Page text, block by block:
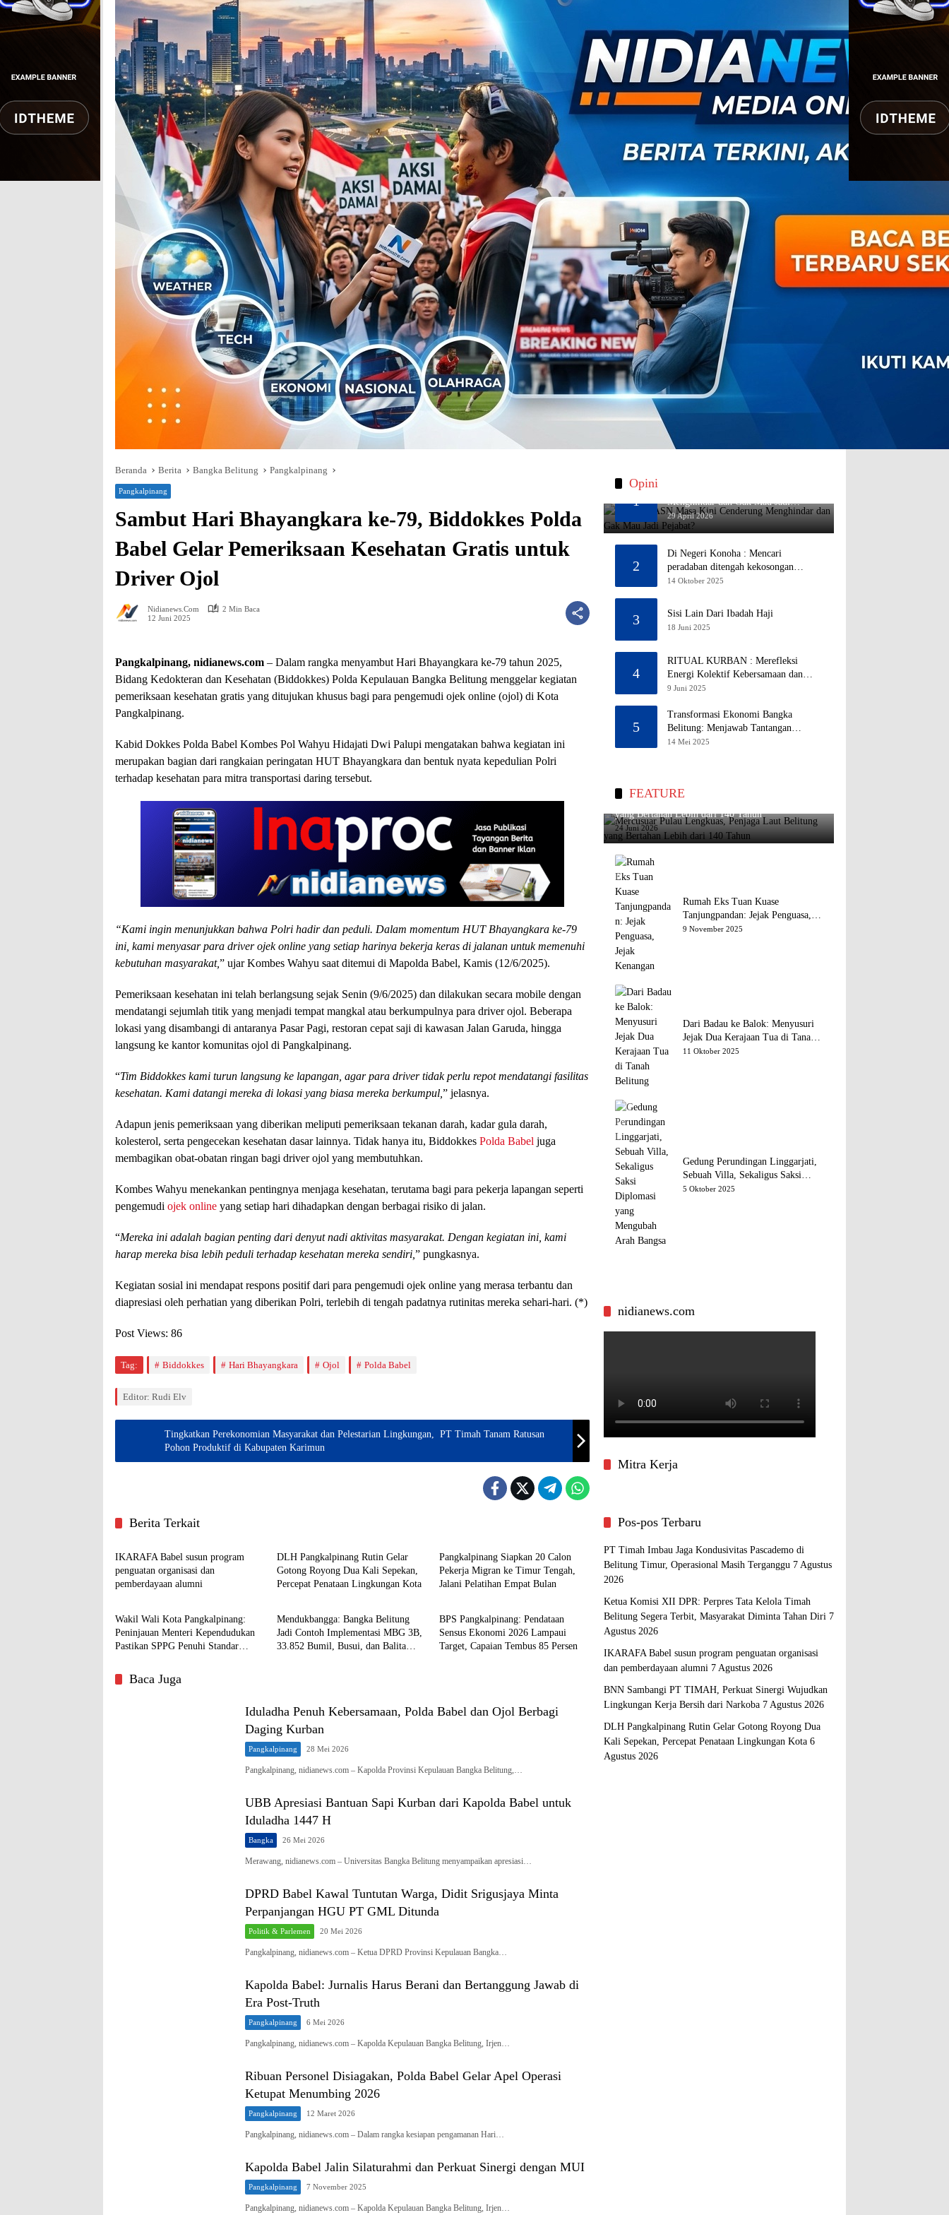
Beranda Berita Bangka Belitung Pangkalpinang
Pangkalpinang
Sambut Hari Bhayangkara ke-79, Biddokkes Polda
Babel Gelar Pemeriksaan Kesehatan Gratis untuk
Driver Ojol
Nidianews.com
2 Min Baca
12 Juni 2025
Pangkalpinang, nidianews.com – Dalam rangka menyambut Hari Bhayangkara ke-79 tahun 2025,
Bidang Kedokteran dan Kesehatan (Biddokkes) Polda Kepulauan Bangka Belitung menggelar kegiatan
pemeriksaan kesehatan gratis yang ditujukan khusus bagi para pengemudi ojek online (ojol) di Kota
Pangkalpinang.
Kabid Dokkes Polda Babel Kombes Pol Wahyu Hidajati Dwi Palupi mengatakan bahwa kegiatan ini
merupakan bagian dari rangkaian peringatan HUT Bhayangkara dan bentuk nyata kepedulian Polri
terhadap kesehatan para mitra transportasi daring tersebut.
“Kami ingin menunjukkan bahwa Polri hadir dan peduli. Dalam momentum HUT Bhayangkara ke-79
ini, kami menyasar para driver ojek online yang setiap harinya bekerja keras di jalanan untuk memenuhi
kebutuhan masyarakat,” ujar Kombes Wahyu saat ditemui di Mapolda Babel, Kamis (12/6/2025).
Pemeriksaan kesehatan ini telah berlangsung sejak Senin (9/6/2025) dan dilakukan secara mobile dengan
mendatangi sejumlah titik yang menjadi tempat mangkal atau berkumpulnya para driver ojol. Beberapa
lokasi yang disambangi di antaranya Pasar Pagi, restoran cepat saji di kawasan Jalan Garuda, hingga
langsung ke kantor komunitas ojol di Pangkalpinang.
“Tim Biddokkes kami turun langsung ke lapangan, agar para driver tidak perlu repot mendatangi fasilitas
kesehatan. Kami datangi mereka di lokasi yang biasa mereka berkumpul, ” jelasnya.
Adapun jenis pemeriksaan yang diberikan meliputi pemeriksaan tekanan darah, kadar gula darah,
kolesterol, serta pengecekan kesehatan dasar lainnya. Tidak hanya itu, Biddokkes Polda Babel juga
membagikan obat-obatan ringan bagi driver ojol yang membutuhkan.
Kombes Wahyu menekankan pentingnya menjaga kesehatan, terutama bagi para pekerja lapangan seperti
pengemudi ojek online yang setiap hari dihadapkan dengan berbagai risiko di jalan.
“Mereka ini adalah bagian penting dari denyut nadi aktivitas masyarakat. Dengan kegiatan ini, kami
harap mereka bisa lebih peduli terhadap kesehatan mereka sendiri, ” pungkasnya.
Kegiatan sosial ini mendapat respons positif dari para pengemudi ojek online yang merasa terbantu dan
diapresiasi oleh perhatian yang diberikan Polri, terlebih di tengah padatnya rutinitas mereka sehari-hari. (*)
Post Views: 86
Tag: Biddokkes Hari Bhayangkara Ojol Polda Babel
Editor: Rudi Elv
Tingkatkan Perekonomian Masyarakat dan Pelestarian Lingkungan, PT Timah Tanam Ratusan
Pohon Produktif di Kabupaten Karimun
Berita Terkait
Pangkalpinang
IKARAFA Babel susun program
penguatan organisasi dan
pemberdayaan alumni
DLH Pangkalpinang Rutin Gelar
Gotong Royong Dua Kali Sepekan,
Percepat Penataan Lingkungan Kota
Pangkalpinang Siapkan 20 Calon
Pekerja Migran ke Timur Tengah,
Jalani Pelatihan Empat Bulan
Pangkalpinang
Wakil Wali Kota Pangkalpinang:
Peninjauan Menteri Kependudukan
Pastikan SPPG Penuhi Standar
Pangkalpinang
Mendukbangga: Bangka Belitung
Jadi Contoh Implementasi MBG 3B,
33.852 Bumil, Busui, dan Balita
BPS Pangkalpinang: Pendataan
Sensus Ekonomi 2026 Lampaui
Target, Capaian Tembus 85 Persen
Baca Juga
Iduladha Penuh Kebersamaan, Polda Babel dan Ojol Berbagi
Daging Kurban
Pangkalpinang 28 Mei 2026
Pangkalpinang, nidianews.com – Kapolda Provinsi Kepulauan Bangka Belitung,…
UBB Apresiasi Bantuan Sapi Kurban dari Kapolda Babel untuk
Iduladha 1447 H
Bangka 26 Mei 2026
Merawang, nidianews.com – Universitas Bangka Belitung menyampaikan apresiasi…
DPRD Babel Kawal Tuntutan Warga, Didit Srigusjaya Minta
Perpanjangan HGU PT GML Ditunda
Politik & Parlemen 20 Mei 2026
Pangkalpinang, nidianews.com – Ketua DPRD Provinsi Kepulauan Bangka…
Kapolda Babel: Jurnalis Harus Berani dan Bertanggung Jawab di
Era Post-Truth
Pangkalpinang 6 Mei 2026
Pangkalpinang, nidianews.com – Kapolda Kepulauan Bangka Belitung, Irjen…
Ribuan Personel Disiagakan, Polda Babel Gelar Apel Operasi
Ketupat Menumbing 2026
Pangkalpinang 12 Maret 2026
Pangkalpinang, nidianews.com – Dalam rangka kesiapan pengamanan Hari…
Kapolda Babel Jalin Silaturahmi dan Perkuat Sinergi dengan MUI
Pangkalpinang 7 November 2025
Pangkalpinang, nidianews.com – Kapolda Kepulauan Bangka Belitung, Irjen…
Opini
1
Menghindar dan Gak Mau Jadi
Pejabat?
29 April 2026
2
Di Negeri Konoha : Mencari
peradaban ditengah kekosongan
pendidikan
14 Oktober 2025
3 Sisi Lain Dari Ibadah Haji
18 Juni 2025
4
RITUAL KURBAN : Merefleksi
Energi Kolektif Kebersamaan dan
Mengeliminasi Sifat Kebinatangan
9 Juni 2025
5
Transformasi Ekonomi Bangka
Belitung: Menjawab Tantangan
Melalui Pengelolaan Sumber Daya
14 Mei 2025
FEATURE
Mercusuar Pulau Lengkuas, Penjaga Laut Belitung
yang Bertahan Lebih dari 140 Tahun
24 Juni 2026
Rumah Eks Tuan Kuase
Tanjungpandan: Jejak Penguasa,
Jejak Kenangan
9 November 2025
Dari Badau ke Balok: Menyusuri
Jejak Dua Kerajaan Tua di Tanah
Belitung
11 Oktober 2025
Gedung Perundingan Linggarjati,
Sebuah Villa, Sekaligus Saksi
Diplomasi yang Mengubah Arah
5 Oktober 2025
nidianews.com
Mitra Kerja
Pos-pos Terbaru
PT Timah Imbau Jaga Kondusivitas Pascademo di
Belitung Timur, Operasional Masih Terganggu 7 Agustus
2026
Ketua Komisi XII DPR: Perpres Tata Kelola Timah
Belitung Segera Terbit, Masyarakat Diminta Tahan Diri 7
Agustus 2026
IKARAFA Babel susun program penguatan organisasi
dan pemberdayaan alumni 7 Agustus 2026
BNN Sambangi PT TIMAH, Perkuat Sinergi Wujudkan
Lingkungan Kerja Bersih dari Narkoba 7 Agustus 2026
DLH Pangkalpinang Rutin Gelar Gotong Royong Dua
Kali Sepekan, Percepat Penataan Lingkungan Kota 6
Agustus 2026